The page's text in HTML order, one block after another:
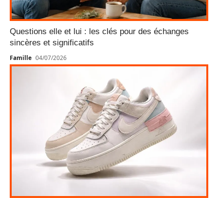
Questions elle et lui : les clés pour des échanges
sincères et significatifs
Famille 04/07/2026